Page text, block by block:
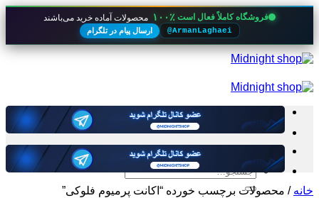
فروشگاه کاملاً فعال است ۱۰۰٪ محصولات آماده خرید می‌باشند
@ArmanLaghaei ارسال پیام در تلگرام
Skip
to
جستجو
برای:
خانه / محصولات برچسب خورده “اکانت پرمیوم فلوکی”